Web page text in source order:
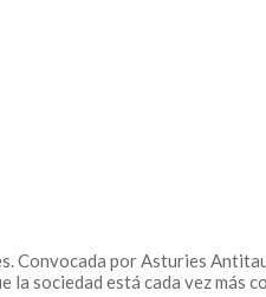
Convocada por Asturies
sociedad está cada vez más